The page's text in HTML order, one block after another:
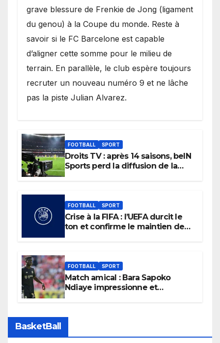
grave blessure de Frenkie de Jong (ligament
du genou) à la Coupe du monde. Reste à
savoir si le FC Barcelone est capable
d’aligner cette somme pour le milieu de
terrain. En parallèle, le club espère toujours
recruter un nouveau numéro 9 et ne lâche
pas la piste Julian Alvarez.
FOOTBALL SPORT
Droits TV : après 14 saisons, beIN
Sports perd la diffusion de la
FOOTBALL SPORT
Crise à la FIFA : l’UEFA durcit le
ton et confirme le maintien de
FOOTBALL SPORT
Match amical : Bara Sapoko
Ndiaye impressionne et
BasketBall